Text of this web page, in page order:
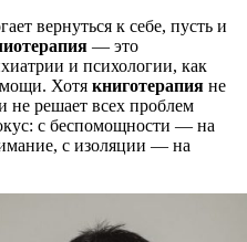
вернуться к себе, пусть и
— это
и психологии, как
Хотя книготерапия не
не решает всех проблем
с беспомощности — на
с изоляции — на